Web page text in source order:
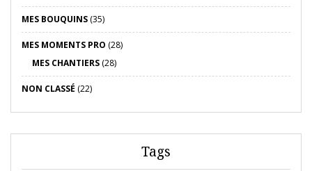
MES BOUQUINS (35)
MES MOMENTS PRO (28)
MES CHANTIERS (28)
NON CLASSÉ (22)
Tags